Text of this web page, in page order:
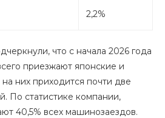
2,2%
что с начала 2026 года
приезжают японские и
них приходится почти две
По статистике компании,
40,5% всех машинозаездов.